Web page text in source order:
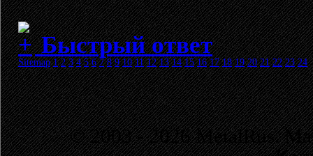
Быстрый ответ
Sitemap 1 2 3 4 5 6 7 8 9 10 11 12 13 14 15 16 17 18 19 20 21 22 23 24
© 2003 - 2026 MetalRus.